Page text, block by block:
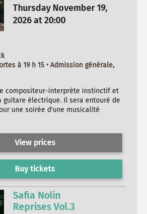
Thursday November 19,
2026 at 20:00
à 19 h 15 • Admission générale,
compositeur-interprète instinctif et
guitare électrique. Il sera entouré de
une soirée d'une musicalité
View prices
Buy tickets
Safia Nolin
Reprises Vol.3